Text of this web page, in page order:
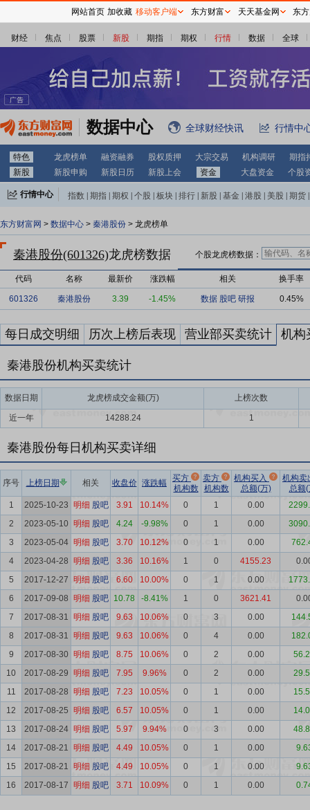
财经 焦点 股票 新股 期指 期权 行情 数据 全球
数据中心 全球财经快讯 行情中
特色 龙虎榜单 融资融券 股权质押 大宗交易 机构调研
期指
新股
新股申购 新股日历 新股上会 资金 大盘资金 个股
行情中心 指数 期指 期权 个股 板块 排行 新股 基金 港股 美股 期货
东方财富网 > 数据中心 > 秦港股份 > 龙虎榜单
秦港股份(601326)龙虎榜数据 个股龙虎榜数据：
代码 名称 最新价 涨跌幅 相关 换手率
601326 秦港股份 3.39 -1.45% 数据 股吧 研报 0.45%
每日成交明细 历次上榜后表现 营业部买卖统计 机构
秦港股份机构买卖统计
数据日期 龙虎榜成交金额(万) 上榜次数
近一年 14288.24 1
秦港股份每日机构买卖详细
序号 上榜日期 相关 收盘价 涨跌幅
买方
机构数
卖方
机构数
机构买入
总额(万)
机构
总额(
1
2025-10-23 明细 股吧 3.91 10.14% 0 1 0.00
2
2023-05-10 明细 股吧 4.24 -9.98% 0 1 0.00
3
2023-05-04 明细 股吧 3.70 10.12% 0 1 0.00
4
2023-04-28 明细 股吧 3.36 10.16% 1 0 4155.23
5
2017-12-27 明细 股吧 6.60 10.00% 0 1 0.00
6
2017-09-08 明细 股吧 10.78 -8.41% 1 0 3621.41
7
2017-08-31 明细 股吧 9.63 10.06% 0 3 0.00
8
2017-08-31 明细 股吧 9.63 10.06% 0 4 0.00
9
2017-08-30 明细 股吧 8.75 10.06% 0 2 0.00
10
2017-08-29 明细 股吧 7.95 9.96% 0 2 0.00
11
2017-08-28 明细 股吧 7.23 10.05% 0 1 0.00
12
2017-08-25 明细 股吧 6.57 10.05% 0 1 0.00
13
2017-08-24 明细 股吧 5.97 9.94% 0 3 0.00
14
2017-08-21 明细 股吧 4.49 10.05% 0 1 0.00
15
2017-08-21 明细 股吧 4.49 10.05% 0 1 0.00
16
2017-08-17 明细 股吧 3.71 10.09% 0 1 0.00
网站首页 加收藏 移动客户端 东方财富 天天基金网 东